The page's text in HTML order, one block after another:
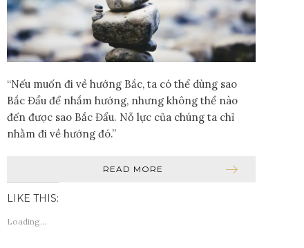
“Nếu muốn đi về hướng Bắc, ta có thể dùng sao
Bắc Đẩu để nhắm hướng, nhưng không thể nào
đến được sao Bắc Đẩu. Nỗ lực của chúng ta chỉ
nhằm đi về hướng đó.”
READ MORE
LIKE THIS:
Loading...